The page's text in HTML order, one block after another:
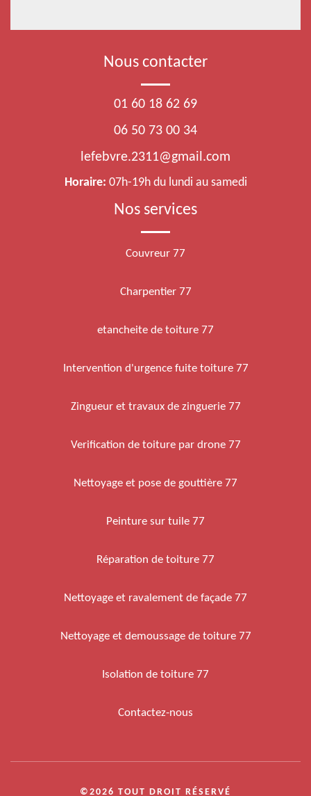
Nous contacter
01 60 18 62 69
06 50 73 00 34
lefebvre.2311@gmail.com
Horaire: 07h-19h du lundi au samedi
Nos services
Couvreur 77
Charpentier 77
etancheite de toiture 77
Intervention d'urgence fuite toiture 77
Zingueur et travaux de zinguerie 77
Verification de toiture par drone 77
Nettoyage et pose de gouttière 77
Peinture sur tuile 77
Réparation de toiture 77
Nettoyage et ravalement de façade 77
Nettoyage et demoussage de toiture 77
Isolation de toiture 77
Contactez-nous
©2026 TOUT DROIT RÉSERVÉ